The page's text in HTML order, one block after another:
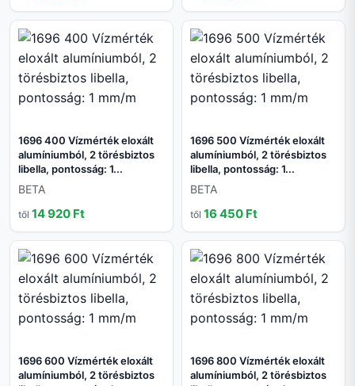
1696 400 Vízmérték eloxált
alumíniumból, 2 törésbiztos
libella, pontosság: 1...
BETA
től 14 920 Ft
1696 500 Vízmérték eloxált
alumíniumból, 2 törésbiztos
libella, pontosság: 1...
BETA
től 16 450 Ft
1696 600 Vízmérték eloxált
alumíniumból, 2 törésbiztos
1696 800 Vízmérték eloxált
alumíniumból, 2 törésbiztos